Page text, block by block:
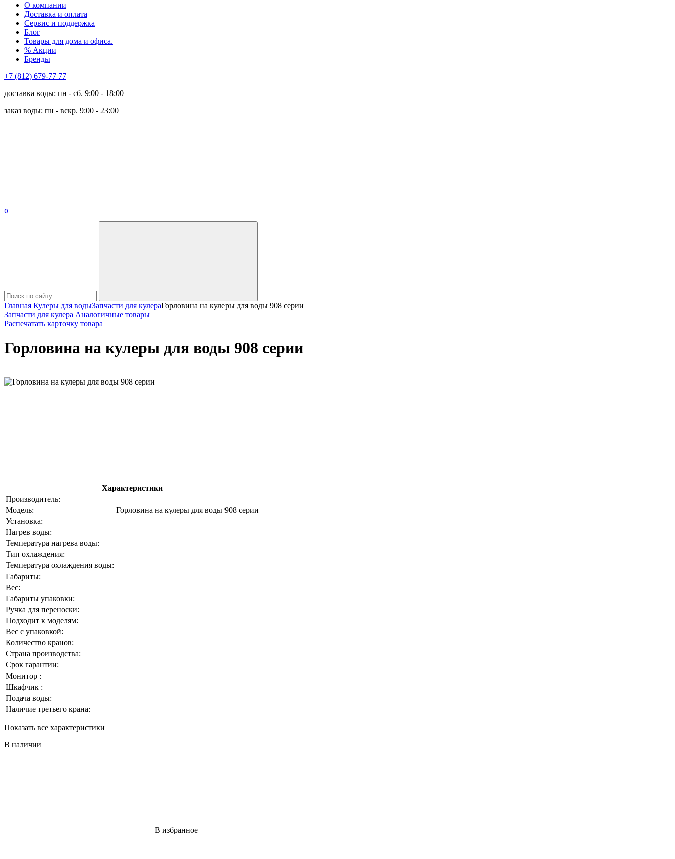
О компании
Доставка и оплата
Сервис и поддержка
Блог
Товары для дома и офиса.
% Акции
Бренды
+7 (812) 679-77 77
доставка воды: пн - сб. 9:00 - 18:00
заказ воды: пн - вскр. 9:00 - 23:00
0
Главная Кулеры для водыЗапчасти для кулераГорловина на кулеры для воды 908 серии
Запчасти для кулера Аналогичные товары
Распечатать карточку товара
Горловина на кулеры для воды 908 серии
Характеристики
Производитель:
Модель:
Горловина на кулеры для воды 908 серии
Установка:
Нагрев воды:
Температура нагрева воды:
Тип охлаждения:
Температура охлаждения воды:
Габариты:
Вес:
Габариты упаковки:
Ручка для переноски:
Подходит к моделям:
Вес с упаковкой:
Количество кранов:
Страна производства:
Срок гарантии:
Монитор :
Шкафчик :
Подача воды:
Наличие третьего крана:
Показать все характеристики
В наличии
В избранное